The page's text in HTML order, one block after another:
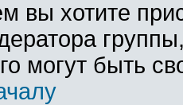
вы хотите
могут быть